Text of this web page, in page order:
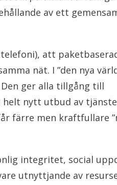
av ett
att
nät. I ”den nya
ger alla tillgång till
nytt utbud av
färre men kraftfullare
integritet, social
utnyttjande av